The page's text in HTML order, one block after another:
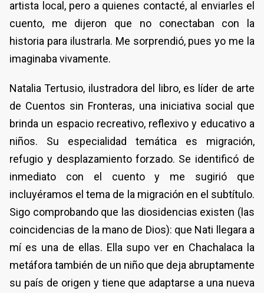
artista local, pero a quienes contacté, al enviarles el
cuento, me dijeron que no conectaban con la
historia para ilustrarla. Me sorprendió, pues yo me la
imaginaba vivamente.
Natalia Tertusio, ilustradora del libro, es líder de arte
de Cuentos sin Fronteras, una iniciativa social que
brinda un espacio recreativo, reflexivo y educativo a
niños. Su especialidad temática es migración,
refugio y desplazamiento forzado. Se identificó de
inmediato con el cuento y me sugirió que
incluyéramos el tema de la migración en el subtítulo.
Sigo comprobando que las diosidencias existen (las
coincidencias de la mano de Dios): que Nati llegara a
mí es una de ellas. Ella supo ver en Chachalaca la
metáfora también de un niño que deja abruptamente
su país de origen y tiene que adaptarse a una nueva